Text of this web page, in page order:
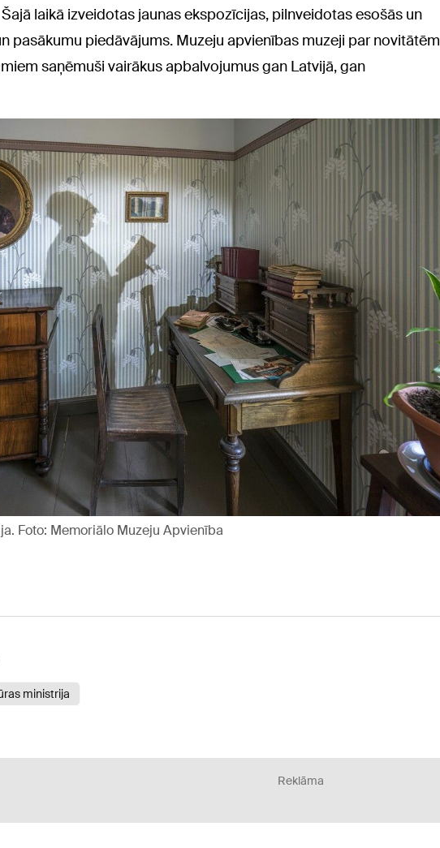
laikā izveidotas jaunas ekspozīcijas, pilnveidotas esošās un
pasākumu piedāvājums. Muzeju apvienības muzeji par novitātēm
saņēmuši vairākus apbalvojumus gan Latvijā, gan
Foto: Memoriālo Muzeju Apvienība
ministrija
Reklāma